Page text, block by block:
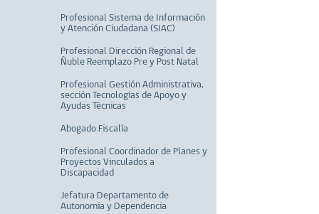
Profesional Sistema de Información
y Atención Ciudadana (SIAC)
Profesional Dirección Regional de
Ñuble Reemplazo Pre y Post Natal
Profesional Gestión Administrativa,
sección Tecnologías de Apoyo y
Ayudas Técnicas
Abogado Fiscalía
Profesional Coordinador de Planes y
Proyectos Vinculados a
Discapacidad
Jefatura Departamento de
Autonomía y Dependencia